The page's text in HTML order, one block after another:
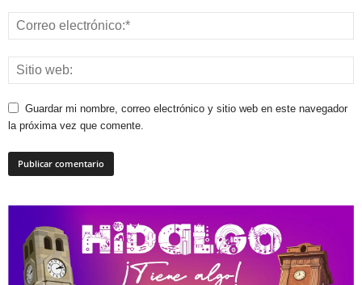
Guardar mi nombre, correo electrónico y sitio web en este navegador
la próxima vez que comente.